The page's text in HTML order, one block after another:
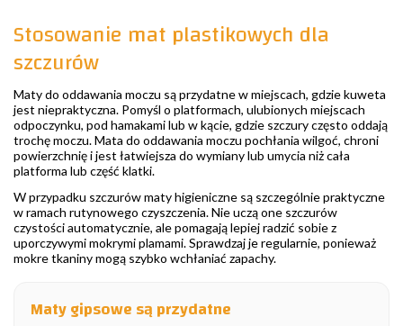
Stosowanie mat plastikowych dla
szczurów
Maty do oddawania moczu są przydatne w miejscach, gdzie kuweta
jest niepraktyczna. Pomyśl o platformach, ulubionych miejscach
odpoczynku, pod hamakami lub w kącie, gdzie szczury często oddają
trochę moczu. Mata do oddawania moczu pochłania wilgoć, chroni
powierzchnię i jest łatwiejsza do wymiany lub umycia niż cała
platforma lub część klatki.
W przypadku szczurów maty higieniczne są szczególnie praktyczne
w ramach rutynowego czyszczenia. Nie uczą one szczurów
czystości automatycznie, ale pomagają lepiej radzić sobie z
uporczywymi mokrymi plamami. Sprawdzaj je regularnie, ponieważ
mokre tkaniny mogą szybko wchłaniać zapachy.
Maty gipsowe są przydatne